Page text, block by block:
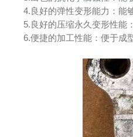
4.良好的弹性变形能力：能
5.良好的压缩永久变形性能
6.便捷的加工性能：便于成